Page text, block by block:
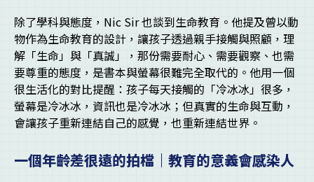
除了學科與態度，Nic Sir 也談到生命教育。他提及曾以動
物作為生命教育的設計，讓孩子透過親手接觸與照顧，理
解「生命」與「真誠」，那份需要耐心、需要觀察、也需
要尊重的態度，是書本與螢幕很難完全取代的。他用一個
很生活化的對比提醒：孩子每天接觸的「冷冰冰」很多，
螢幕是冷冰冰，資訊也是冷冰冰；但真實的生命與互動，
會讓孩子重新連結自己的感覺，也重新連結世界。
一個年齡差很遠的拍檔｜教育的意義會感染人